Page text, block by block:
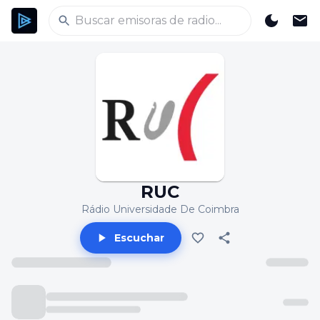
RUC
Rádio Universidade De Coimbra
Escuchar